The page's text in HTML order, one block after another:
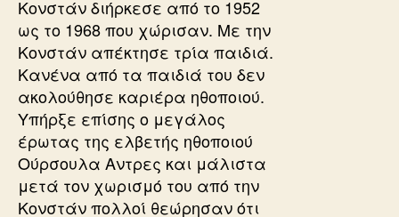
Κονστάν διήρκεσε από το 1952
ως το 1968 που χώρισαν. Με την
Κονστάν απέκτησε τρία παιδιά.
Κανένα από τα παιδιά του δεν
ακολούθησε καριέρα ηθοποιού.
Υπήρξε επίσης ο μεγάλος
έρωτας της ελβετής ηθοποιού
Ούρσουλα Αντρες και μάλιστα
μετά τον χωρισμό του από την
Κονστάν πολλοί θεώρησαν ότι